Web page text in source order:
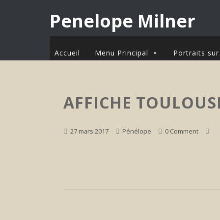
Penelope Milner
Accueil Menu Principal Portraits
AFFICHE
27 mars 2017 Pénélope 0 Comment